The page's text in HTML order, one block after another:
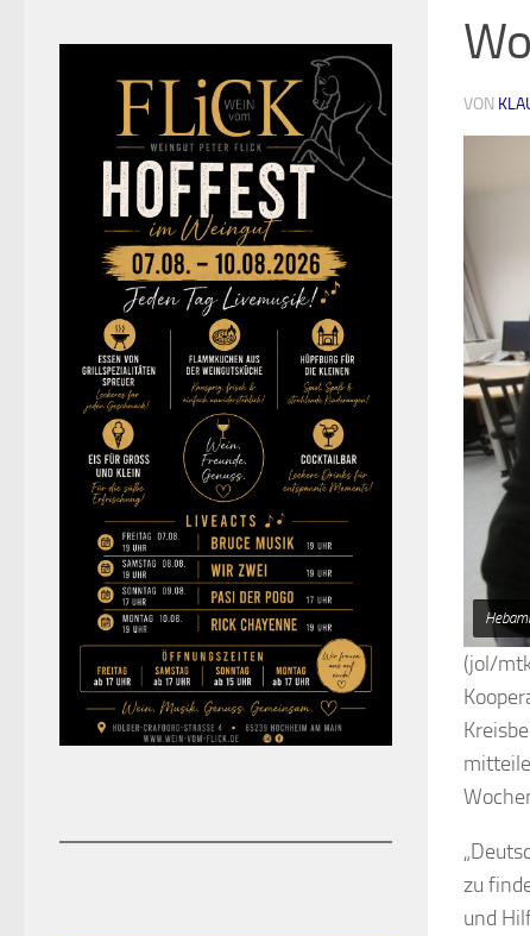
VON
(jol/
zu
und